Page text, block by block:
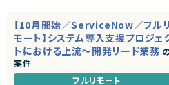
【10月開始／ServiceNow／フルリ
モート】システム導入支援プロジェ
トにおける上流～開発リード業務
案件
フルリモート